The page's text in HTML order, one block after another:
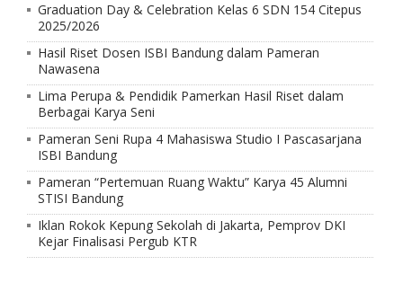
Graduation Day & Celebration Kelas 6 SDN 154 Citepus
2025/2026
Hasil Riset Dosen ISBI Bandung dalam Pameran
Nawasena
Lima Perupa & Pendidik Pamerkan Hasil Riset dalam
Berbagai Karya Seni
Pameran Seni Rupa 4 Mahasiswa Studio I Pascasarjana
ISBI Bandung
Pameran “Pertemuan Ruang Waktu” Karya 45 Alumni
STISI Bandung
Iklan Rokok Kepung Sekolah di Jakarta, Pemprov DKI
Kejar Finalisasi Pergub KTR